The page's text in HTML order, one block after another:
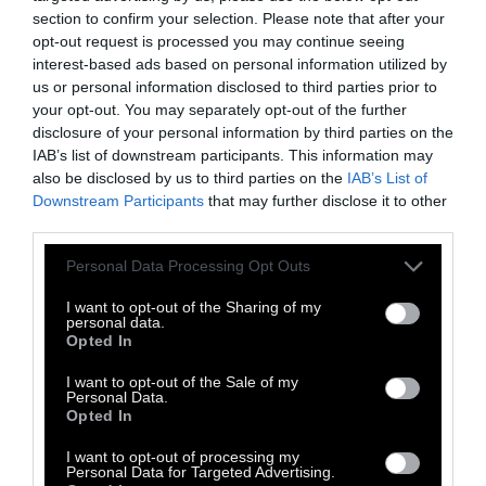
section to confirm your selection. Please note that after your
opt-out request is processed you may continue seeing
interest-based ads based on personal information utilized by
us or personal information disclosed to third parties prior to
your opt-out. You may separately opt-out of the further
disclosure of your personal information by third parties on the
IAB’s list of downstream participants. This information may
also be disclosed by us to third parties on the IAB’s List of
Downstream Participants that may further disclose it to other
Personal Data Processing Opt Outs
I want to opt-out of the Sharing of my
personal data.
Opted In
I want to opt-out of the Sale of my
Personal Data.
Opted In
I want to opt-out of processing my
Personal Data for Targeted Advertising.
τόνων», αναφέρεται στην έρευνα. Έτσι η
μέγιστη περιεκτικότητα καθορίσθηκε στο 1
mg/kg στο «βάρος του φρέσκου» τόνου και
όχι στο τελικό προϊόν, μέσα στην κονσέρβα.
«Αυτός είναι ο λόγος για τον οποίο στον
τόνο, που είναι ένα είδος από τα πιο
υδράργυρο τρεις φορές υψηλότερη από αυτή
των λιγότερο μολυσμένων ειδών»
σημειώνουν οι ΜΚΟ και προσθέτουν ότι δεν
υπάρχει «κανένας υγειονομικός λόγος δεν
δικαιολογεί αυτή την απόκλιση: ο
υδράργυρος δεν είναι λιγότερο τοξικός αν
καταποθεί μέσω του τόνου, μόνο η
συγκέντρωση του υδραργύρου στο τρόφιμο